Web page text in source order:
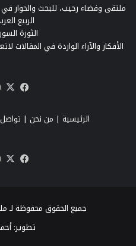
ملتقى وفضاء رحيب، للبحث والحوار
الربيع
الثورة
الأفكار والآراء الواردة في المقالات
الرئيسية | من نحن |
جميع الحقوق محفوظة لـ
تطوير: